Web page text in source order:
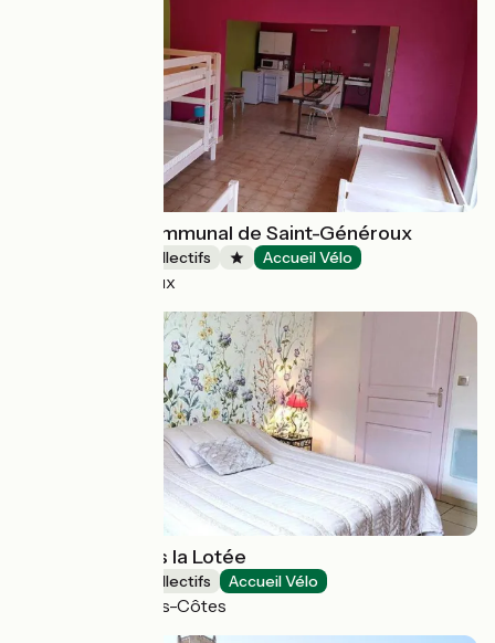
Gîte d'étape communal de Saint-Généroux
Hébergements collectifs Accueil Vélo
Saint-Généroux
Gîte de groupes la Lotée
Hébergements collectifs Accueil Vélo
Halles-sous-les-Côtes